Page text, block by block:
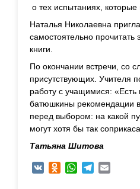
о тех испытаниях,
Наталья Николаевна
самостоятельно
книги.
По окончании встречи, со
присутствующих. Учителя
работу с учащимися:
батюшкины рекомендации
перед выбором: на какой
могут хотя бы так
Татьяна Шитова
VK Odnoklassniki
WhatsAppTelegram